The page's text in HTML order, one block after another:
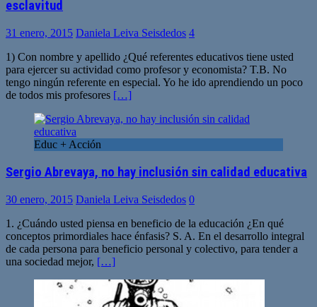
esclavitud
31 enero, 2015 Daniela Leiva Seisdedos 4
1) Con nombre y apellido ¿Qué referentes educativos tiene usted
para ejercer su actividad como profesor y economista? T.B. No
tengo ningún referente en especial. Yo he ido aprendiendo un poco
de todos mis profesores […]
Educ + Acción
Sergio Abrevaya, no hay inclusión sin calidad educativa
30 enero, 2015 Daniela Leiva Seisdedos 0
1. ¿Cuándo usted piensa en beneficio de la educación ¿En qué
conceptos primordiales hace énfasis? S. A. En el desarrollo integral
de cada persona para beneficio personal y colectivo, para tender a
una sociedad mejor, […]